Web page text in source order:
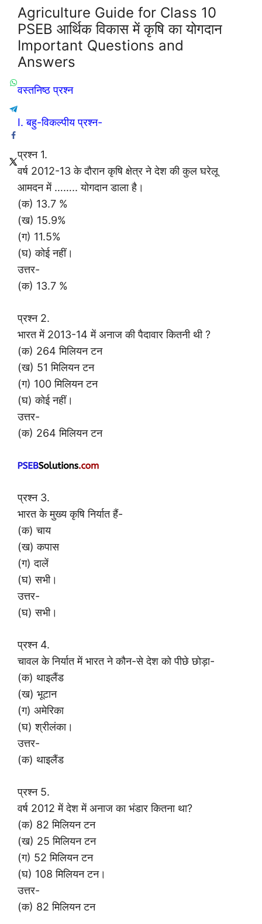
Agriculture Guide for Class 10
PSEB आर्थिक विकास में कृषि का योगदान
Important Questions and
Answers
वस्तनिष्ठ प्रश्न
I. बहु-विकल्पीय प्रश्न-
प्रश्न 1.
वर्ष 2012-13 के दौरान कृषि क्षेत्र ने देश की कुल घरेलू
आमदन में …….. योगदान डाला है।
(क) 13.7 %
(ख) 15.9%
(ग) 11.5%
(घ) कोई नहीं।
उत्तर-
(क) 13.7 %
प्रश्न 2.
भारत में 2013-14 में अनाज की पैदावार कितनी थी ?
(क) 264 मिलियन टन
(ख) 51 मिलियन टन
(ग) 100 मिलियन टन
(घ) कोई नहीं।
उत्तर-
(क) 264 मिलियन टन
प्रश्न 3.
भारत के मुख्य कृषि निर्यात हैं-
(क) चाय
(ख) कपास
(ग) दालें
(घ) सभी।
उत्तर-
(घ) सभी।
प्रश्न 4.
चावल के निर्यात में भारत ने कौन-से देश को पीछे छोड़ा-
(क) थाइलैंड
(ख) भूटान
(ग) अमेरिका
(घ) श्रीलंका।
उत्तर-
(क) थाइलैंड
प्रश्न 5.
वर्ष 2012 में देश में अनाज का भंडार कितना था?
(क) 82 मिलियन टन
(ख) 25 मिलियन टन
(ग) 52 मिलियन टन
(घ) 108 मिलियन टन।
उत्तर-
(क) 82 मिलियन टन